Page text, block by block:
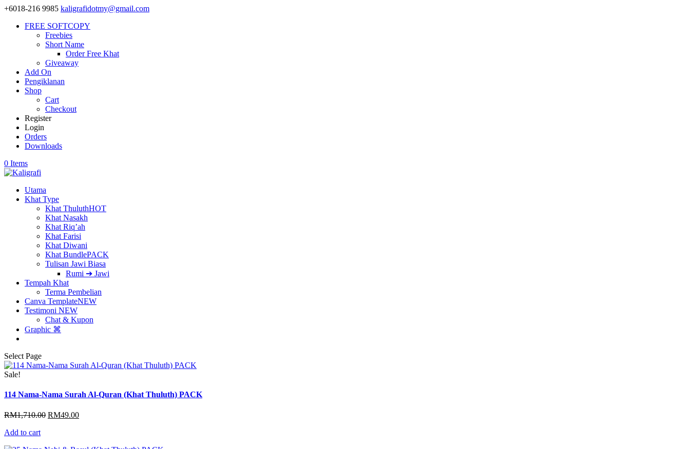
+6018-216 9985 kaligrafidotmy@gmail.com
FREE SOFTCOPY
Freebies
Short Name
Order Free Khat
Giveaway
Add On
Pengiklanan
Shop
Cart
Checkout
Register
Login
Orders
Downloads
0 Items
Utama
Khat Type
Khat ThuluthHOT
Khat Nasakh
Khat Riq’ah
Khat Farisi
Khat Diwani
Khat BundlePACK
Tulisan Jawi Biasa
Rumi ➔ Jawi
Tempah Khat
Terma Pembelian
Canva TemplateNEW
Testimoni NEW
Chat & Kupon
Graphic ⌘
Select Page
Sale!
114 Nama-Nama Surah Al-Quran (Khat Thuluth) PACK
RM1,710.00 Original
RM49.00Current
Add to cart